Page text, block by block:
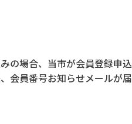
の場合、当市が会員登録申
会員番号お知らせメールが